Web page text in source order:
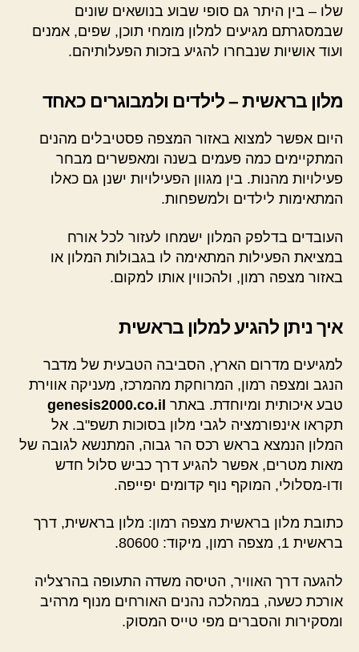
שלו – בין היתר גם סופי שבוע בנושאים שונים
שבמסגרתם מגיעים למלון מומחי תוכן, שפים, אמנים
ועוד אושיות שנבחרו להגיע בזכות הפעלותיהם.
מלון בראשית – לילדים ולמבוגרים כאחד
היום אפשר למצוא באזור המצפה פסטיבלים מהנים
המתקיימים כמה פעמים בשנה ומאפשרים מבחר
פעילויות מהנות. בין מגוון הפעילויות ישנן גם כאלו
המתאימות לילדים ולמשפחות.
העובדים בדלפק המלון ישמחו לעזור לכל אורח
במציאת הפעילות המתאימה לו בגבולות המלון או
באזור מצפה רמון, ולהכווין אותו למקום.
איך ניתן להגיע למלון בראשית
למגיעים מדרום הארץ, הסביבה הטבעית של מדבר
הנגב ומצפה רמון, המרוחקת מהמרכז, מעניקה אווירת
טבע איכותית ומיוחדת. באתר genesis2000.co.il
תקראו אינפורמציה לגבי מלון בסוכות תשפ"ב. אל
המלון הנמצא בראש רכס הר גבוה, המתנשא לגובה של
מאות מטרים, אפשר להגיע דרך כביש סלול חדש
ודו-מסלולי, המוקף נוף קדומים יפייפה.
כתובת מלון בראשית מצפה רמון: מלון בראשית, דרך
בראשית 1, מצפה רמון, מיקוד: 80600.
להגעה דרך האוויר, הטיסה משדה התעופה בהרצליה
אורכת כשעה, במהלכה נהנים האורחים מנוף מרהיב
ומסקירות והסברים מפי טייס המסוק.